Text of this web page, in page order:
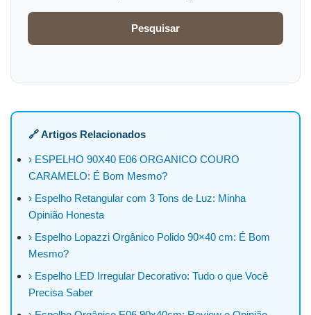
Pesquisar
🔗 Artigos Relacionados
› ESPELHO 90X40 E06 ORGANICO COURO
CARAMELO: É Bom Mesmo?
› Espelho Retangular com 3 Tons de Luz: Minha
Opinião Honesta
› Espelho Lopazzi Orgânico Polido 90×40 cm: É Bom
Mesmo?
› Espelho LED Irregular Decorativo: Tudo o que Você
Precisa Saber